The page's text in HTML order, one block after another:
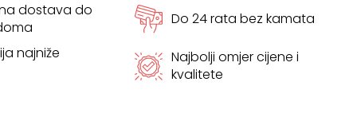
dostava do
Do 24 rata bez kamata
najniže
Najbolji omjer cijene i
kvalitete